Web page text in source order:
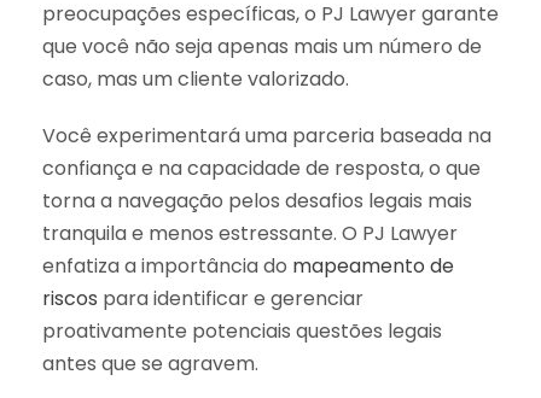
preocupações específicas, o PJ Lawyer garante
que você não seja apenas mais um número de
caso, mas um cliente valorizado.
Você experimentará uma parceria baseada na
confiança e na capacidade de resposta, o que
torna a navegação pelos desafios legais mais
tranquila e menos estressante. O PJ Lawyer
enfatiza a importância do mapeamento de
riscos para identificar e gerenciar
proativamente potenciais questões legais
antes que se agravem.